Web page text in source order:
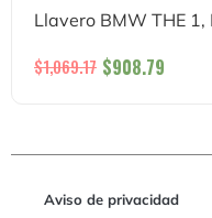
Llavero BMW THE 1,
$1,069.17 $908.79
Aviso de privacidad